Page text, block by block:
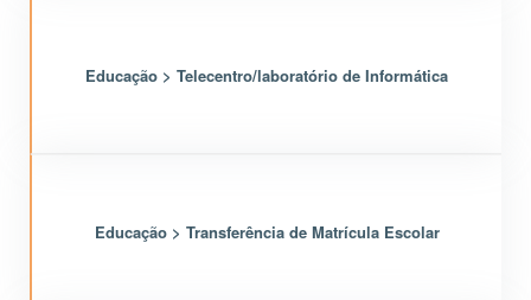
Educação > Telecentro/laboratório de Informática
Educação > Transferência de Matrícula Escolar